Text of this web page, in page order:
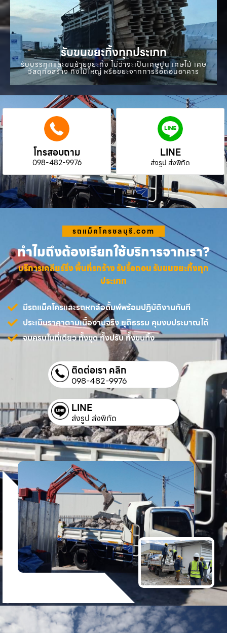
รับขนขยะทิ้งทุกประเภท
รับบรรทุกและขนย้ายขยะทิ้ง ไม่ว่าจะเป็นเศษปูน เศษไม้ เศษ
วัสดุก่อสร้าง กิ่งไม้ใหญ่ หรือขยะจากการรื้อถอนอาคาร
โทรสอบถาม
098-482-9976
LINE
ส่งรูป ส่งพิกัด
รถแม็คโครชลบุรี.com
ทำไมถึงต้องเรียกใช้บริการจากเรา?
บริการเคลียร์ริ่ง พื้นที่รกร้าง รับรื้อถอน รับขนขยะทิ้งทุก
ประเภท
มีรถแม็คโครและรถหกล้อดั้มพ์พร้อมปฏิบัติงานทันที
ประเมินราคาตามเนื้องานจริง ยุติธรรม คุมงบประมาณได้
จบครบในที่เดียว ทั้งขุด ทั้งปรับ ทั้งขนทิ้ง
ติดต่อเรา คลิก
098-482-9976
LINE
ส่งรูป ส่งพิกัด